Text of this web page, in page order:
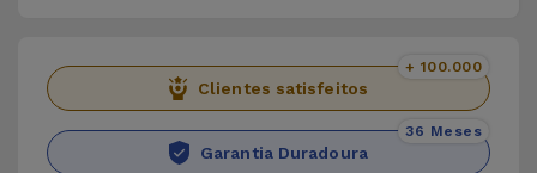
Clientes satisfeitos
+ 100.000
Garantia Duradoura
36 Meses